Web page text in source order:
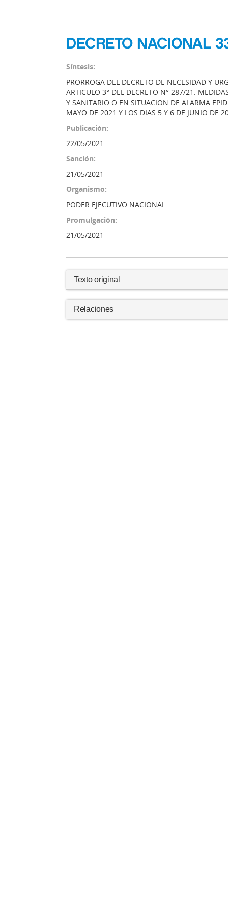
DECRETO NACIONAL
Síntesis:
PRORROGA DEL DECRETO DE NECESIDAD Y
ARTICULO 3° DEL DECRETO N° 287/21.
Y SANITARIO O EN SITUACION DE ALARMA
MAYO DE 2021 Y LOS DIAS 5 Y 6 DE JUNIO DE
Publicación:
22/05/2021
Sanción:
21/05/2021
Organismo:
PODER EJECUTIVO NACIONAL
Promulgación:
21/05/2021
Texto original
Relaciones